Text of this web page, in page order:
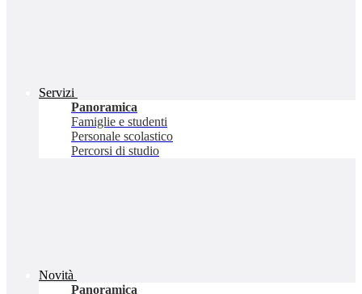
Servizi
Panoramica
Famiglie e studenti
Personale scolastico
Percorsi di studio
Novità
Panoramica